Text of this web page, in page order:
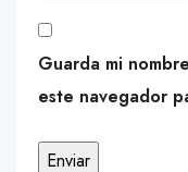
Guarda mi
este navegador